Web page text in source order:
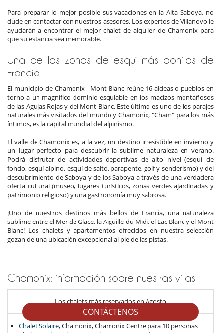
CONTÁCTENOS
Para preparar lo mejor posible sus vacaciones en la Alta Saboya, no
dude en contactar con nuestros asesores. Los expertos de Villanovo le
ayudarán a encontrar el mejor chalet de alquiler de Chamonix para
que su estancia sea memorable.
Una de las zonas de esquí más bonitas de
Francia
El municipio de Chamonix - Mont Blanc reúne 16 aldeas o pueblos en
torno a un magnífico dominio esquiable en los macizos montañosos
de las Agujas Rojas y del Mont Blanc. Este último es uno de los parajes
naturales más visitados del mundo y Chamonix, "Cham" para los más
íntimos, es la capital mundial del alpinismo.
El valle de Chamonix es, a la vez, un destino irresistible en invierno y
un lugar perfecto para descubrir la sublime naturaleza en verano.
Podrá disfrutar de actividades deportivas de alto nivel (esquí de
fondo, esquí alpino, esquí de salto, parapente, golf y senderismo) y del
descubrimiento de Saboya y de los Saboya a través de una verdadera
oferta cultural (museo, lugares turísticos, zonas verdes ajardinadas y
patrimonio religioso) y una gastronomía muy sabrosa.
¡Uno de nuestros destinos más bellos de Francia, una naturaleza
sublime entre el Mer de Glace, la Aiguille du Midi, el Lac Blanc y el Mont
Blanc! Los chalets y apartamentos ofrecidos en nuestra selección
gozan de una ubicación excepcional al pie de las pistas.
Chamonix: información sobre nuestras villas
Los chalets más reservados en Agosto
Chalet Solaire, Chamonix, Chamonix Centre para 10 personas